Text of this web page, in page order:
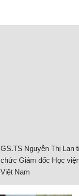
GS.TS Nguyễn Thị Lan
chức Giám đốc Học
Việt Nam